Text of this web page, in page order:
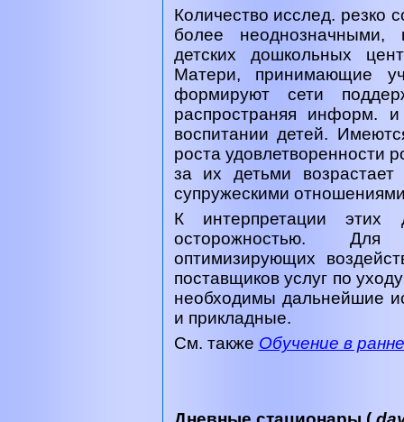
Количество исслед. резко
более неоднозначными,
детских дошкольных
Матери, принимающие
формируют сети
распространяя информ.
воспитании детей.
роста удовлетворенности
за их детьми
супружескими
К интерпретации этих
осторожностью. Для
оптимизирующих
поставщиков услуг по
необходимы дальнейшие
и прикладные.
См. также Обучение в